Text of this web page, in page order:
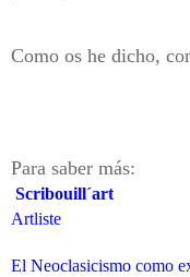
Como os he dicho,
Para saber más:
Scribouill´art
Artliste
El Neoclasicismo como